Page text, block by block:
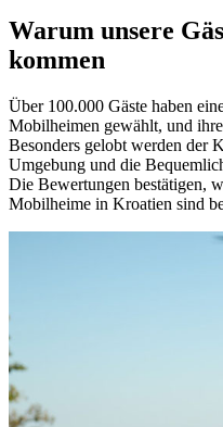
Warum unsere
kommen
Über 100.000 Gäste haben
Mobilheimen gewählt, und
Besonders gelobt werden der
Umgebung und die
Die Bewertungen bestätigen,
Mobilheime in Kroatien sind